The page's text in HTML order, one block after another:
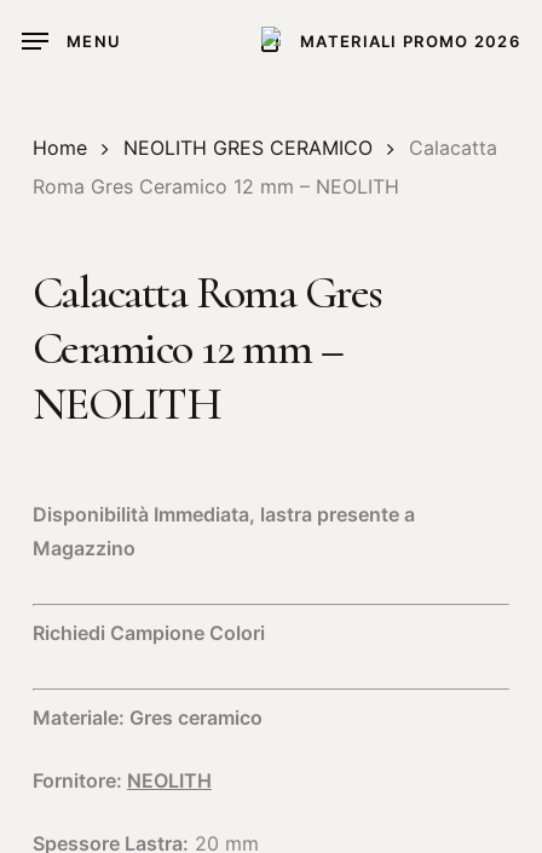
MATERIALI PROMO 2026
MENU
Home NEOLITH GRES CERAMICO
Calacatta
Roma Gres Ceramico 12 mm – NEOLITH
Calacatta Roma Gres
Ceramico 12 mm –
NEOLITH
Disponibilità Immediata, lastra presente a
Magazzino
Richiedi Campione Colori
Materiale: Gres ceramico
Fornitore: NEOLITH
Spessore Lastra: 20 mm